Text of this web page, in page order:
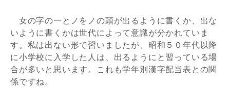
女の字の一とノをノの頭が出るように書くか、出な
いように書くかは世代によって意識が分かれていま
す。私は出ない形で習いましたが、昭和５０年代以降
に小学校に入学した人は、出るようにと習っている場
合が多いと思います。これも学年別漢字配当表との関
係ですね。